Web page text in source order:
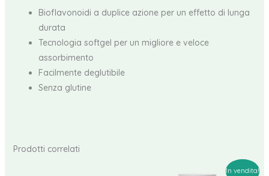
Bioflavonoidi a duplice azione per un effetto di lunga
durata
Tecnologia softgel per un migliore e veloce
assorbimento
Facilmente deglutibile
Senza glutine
Prodotti correlati
In vendita!